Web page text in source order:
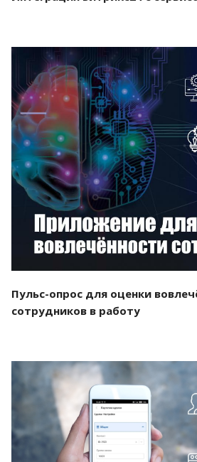
Смотреть проект
Пульс-опрос для оценки
сотрудников в работу